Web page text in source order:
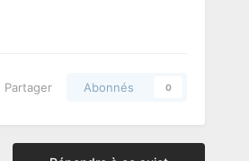
Partager Abonnés 0